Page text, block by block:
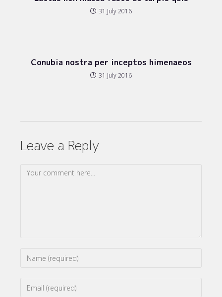
31 July 2016
Conubia nostra per inceptos himenaeos
31 July 2016
Leave a Reply
Comment
Enter
Enter